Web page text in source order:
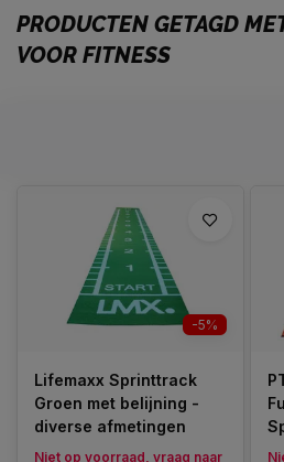
PRODUCTEN GETAGD
VOOR FITNESS
-5%
Lifemaxx Sprinttrack
Groen met belijning -
diverse afmetingen
Niet op voorraad, vraag naar